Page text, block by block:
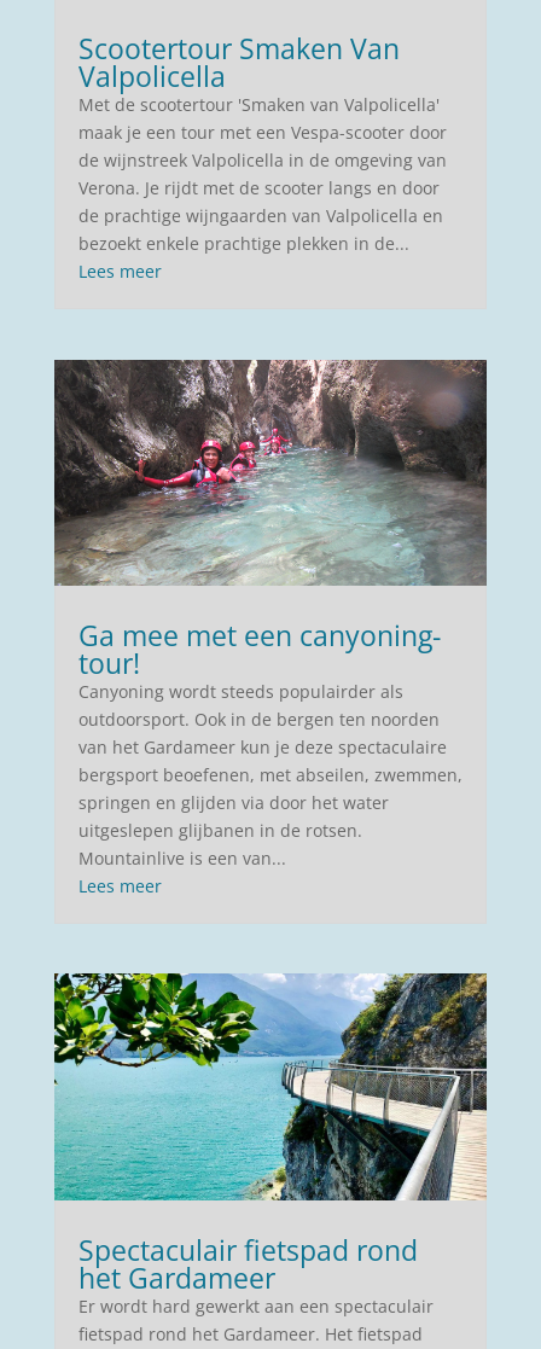
Scootertour Smaken Van
Valpolicella
Met de scootertour 'Smaken van Valpolicella'
maak je een tour met een Vespa-scooter door
de wijnstreek Valpolicella in de omgeving van
Verona. Je rijdt met de scooter langs en door
de prachtige wijngaarden van Valpolicella en
bezoekt enkele prachtige plekken in de...
Lees meer
Ga mee met een canyoning-
tour!
Canyoning wordt steeds populairder als
outdoorsport. Ook in de bergen ten noorden
van het Gardameer kun je deze spectaculaire
bergsport beoefenen, met abseilen, zwemmen,
springen en glijden via door het water
uitgeslepen glijbanen in de rotsen.
Mountainlive is een van...
Lees meer
Spectaculair fietspad rond
het Gardameer
Er wordt hard gewerkt aan een spectaculair
fietspad rond het Gardameer. Het fietspad